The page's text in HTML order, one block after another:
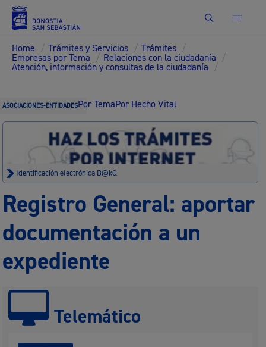
Buscar
Home / Trámites y Servicios / Trámites /
Empresas por Tema / Relaciones con la ciudadanía /
Atención, información y consultas de la ciudadanía /
ASOCIACIONES-ENTIDADESPor TemaPor Hecho Vital
Identificación electrónica B@kQ
Registro General: aportar
documentación a un
expediente
Telemático